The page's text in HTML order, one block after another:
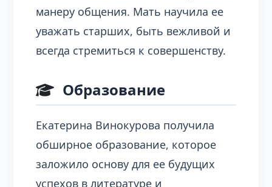
манеру общения. Мать научила ее
уважать старших, быть вежливой и
всегда стремиться к совершенству.
Образование
Екатерина Винокурова получила
обширное образование, которое
заложило основу для ее будущих
успехов в литературе и